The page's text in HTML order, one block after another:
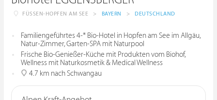
FÜSSEN-HOPFEN AM SEE > BAYERN > DEUTSCHLAND
Familiengeführtes 4-* Bio-Hotel in Hopfen am See im Allgäu,
Natur-Zimmer, Garten-SPA mit Naturpool
Frische Bio-Genießer-Küche mit Produkten vom Biohof,
Wellness mit Naturkosmetik & Medical Wellness
4.7 km nach Schwangau